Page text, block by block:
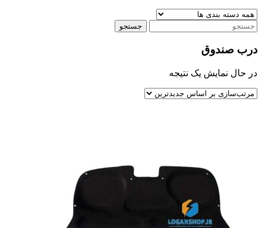
جستجو
درب صندوق
در حال نمایش یک نتیجه